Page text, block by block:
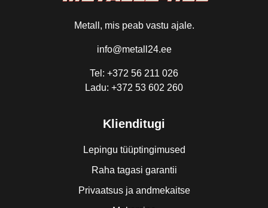
Metall, mis peab vastu ajale.
info@metall24.ee
Tel: +372 56 211 026
Ladu: +372 53 602 260
Klienditugi
Lepingu tüüptingimused
Raha tagasi garantii
Privaatsus ja andmekaitse